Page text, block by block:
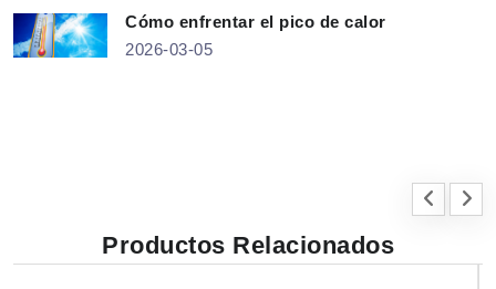
Cómo enfrentar el pico de calor
2026-03-05
Productos Relacionados